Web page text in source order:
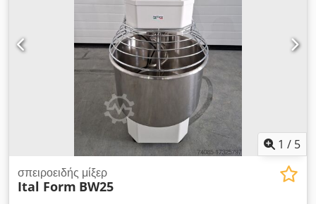
1 / 5
σπειροειδής μίξερ
Ital Form BW25